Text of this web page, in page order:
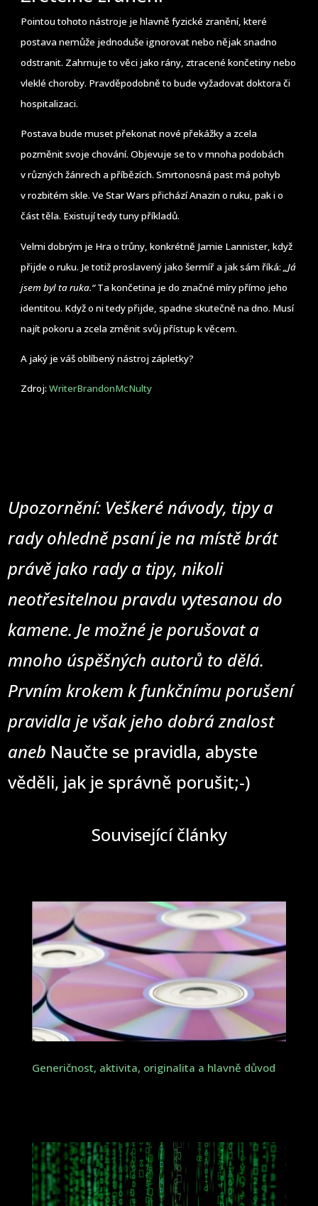
Pointou tohoto nástroje je hlavně fyzické zranění, které
postava nemůže jednoduše ignorovat nebo nějak snadno
odstranit. Zahrnuje to věci jako rány, ztracené končetiny nebo
vleklé choroby. Pravděpodobně to bude vyžadovat doktora či
hospitalizaci.
Postava bude muset překonat nové překážky a zcela
pozměnit svoje chování. Objevuje se to v mnoha podobách
v různých žánrech a příbězích. Smrtonosná past má pohyb
v rozbitém skle. Ve Star Wars přichází Anazin o ruku, pak i o
část těla. Existují tedy tuny příkladů.
Velmi dobrým je Hra o trůny, konkrétně Jamie Lannister, když
přijde o ruku. Je totiž proslavený jako šermíř a jak sám říká: „Já
jsem byl ta ruka.“Ta končetina je do značné míry přímo jeho
identitou. Když o ni tedy přijde, spadne skutečně na dno. Musí
najít pokoru a zcela změnit svůj přístup k věcem.
A jaký je váš oblíbený nástroj zápletky?
Zdroj:WriterBrandonMcNulty
Upozornění: Veškeré návody, tipy a
rady ohledně psaní je na místě brát
právě jako rady a tipy, nikoli
neotřesitelnou pravdu vytesanou do
kamene. Je možné je porušovat a
mnoho úspěšných autorů to dělá.
Prvním krokem k funkčnímu porušení
pravidla je však jeho dobrá znalost
aneb Naučte se pravidla, abyste
věděli, jak je správně porušit;-)
Související články
Generičnost, aktivita, originalita a hlavně důvod